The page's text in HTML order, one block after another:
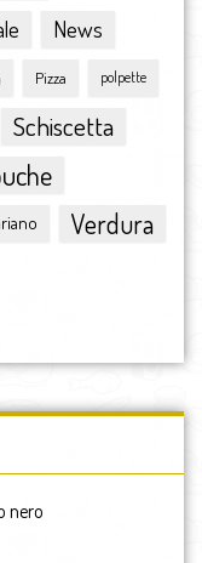
News
Pizza polpette
Schiscetta
Verdura
nero